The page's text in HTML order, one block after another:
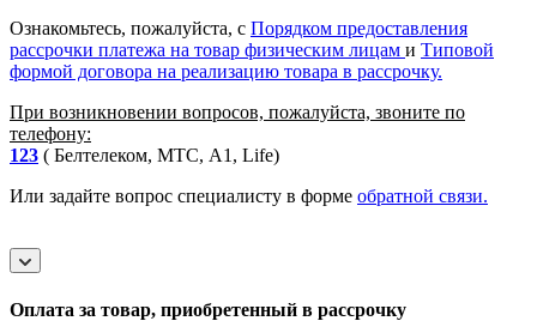
Ознакомьтесь, пожалуйста, с Порядком предоставления
рассрочки платежа на товар физическим лицам и Типовой
формой договора на реализацию товара в рассрочку.
При возникновении вопросов, пожалуйста, звоните по
телефону:
123 ( Белтелеком, МТС, A1, Life)
Или задайте вопрос специалисту в форме обратной связи.
Оплата за товар, приобретенный в рассрочку